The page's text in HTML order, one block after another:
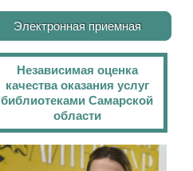
Электронная приемная
Независимая оценка
качества оказания услуг
библиотеками Самарской
области